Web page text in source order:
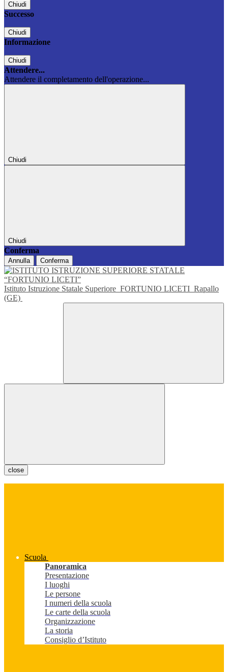
Chiudi
Successo
Chiudi
Informazione
Chiudi
Attendere...
Attendere il completamento dell'operazione...
Chiudi
Chiudi
Conferma
Annulla Conferma
Istituto Istruzione Statale Superiore FORTUNIO LICETI Rapallo
(GE)
close
Scuola
Panoramica
Presentazione
I luoghi
Le persone
I numeri della scuola
Le carte della scuola
Organizzazione
La storia
Consiglio d’Istituto